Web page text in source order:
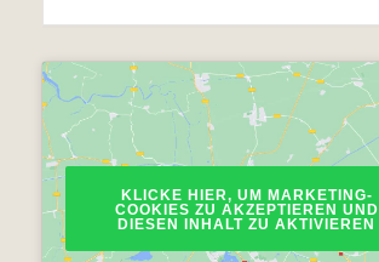
KLICKE HIER, UM MARKETING-
COOKIES ZU AKZEPTIEREN UND
DIESEN INHALT ZU AKTIVIEREN